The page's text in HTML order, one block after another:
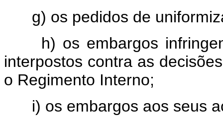
g) os pedidos de
h) os embargos
interpostos contra as
o Regimento Interno;
i) os embargos aos seus